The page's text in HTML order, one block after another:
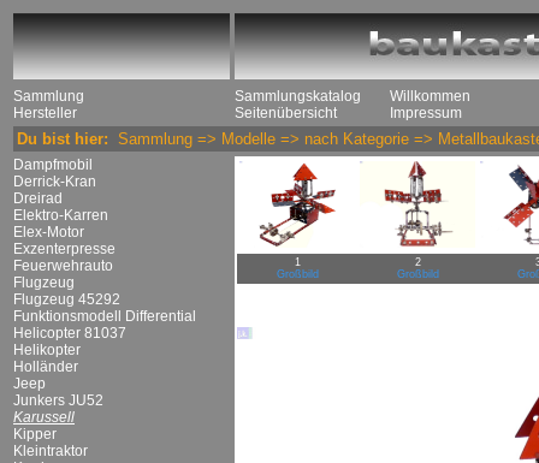
Sammlung
Hersteller
Sammlungskatalog
Seitenübersicht
Willkommen
Impressum
Du bist hier: Sammlung => Modelle => nach Kategorie =>
Dampfmobil
Derrick-Kran
Dreirad
Elektro-Karren
Elex-Motor
Exzenterpresse
Feuerwehrauto
Flugzeug
Flugzeug 45292
Funktionsmodell Differential
Helicopter 81037
Helikopter
Holländer
Jeep
Junkers JU52
Karussell
Kipper
Kleintraktor
1
Großbild
2
Großbild